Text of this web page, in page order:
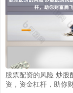
股票配资的风险 炒股
资，资金杠杆，助你